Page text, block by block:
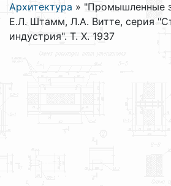
Архитектура » "Промышленные
Е.Л. Штамм, Л.А. Витте, серия
индустрия". Т. X. 1937